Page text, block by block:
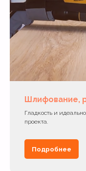
Шлифование,
Гладкость и
проекта.
Подробнее